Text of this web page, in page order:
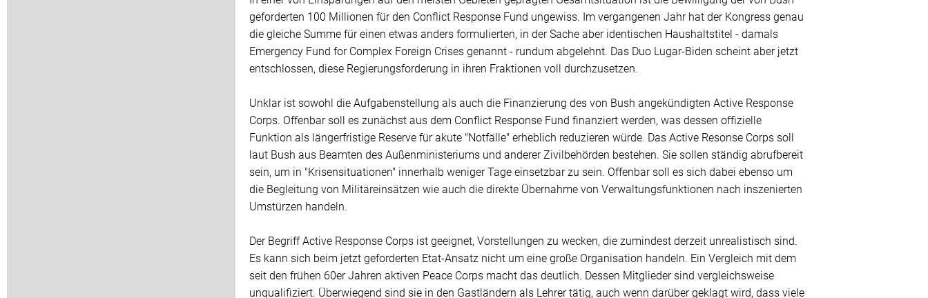
geforderten 100 Millionen für den Conflict Response Fund ungewiss. Im vergangenen Jahr hat der Kongress genau
die gleiche Summe für einen etwas anders formulierten, in der Sache aber identischen Haushaltstitel - damals
Emergency Fund for Complex Foreign Crises genannt - rundum abgelehnt. Das Duo Lugar-Biden scheint aber jetzt
entschlossen, diese Regierungsforderung in ihren Fraktionen voll durchzusetzen.
Unklar ist sowohl die Aufgabenstellung als auch die Finanzierung des von Bush angekündigten Active Response
Corps. Offenbar soll es zunächst aus dem Conflict Response Fund finanziert werden, was dessen offizielle
Funktion als längerfristige Reserve für akute "Notfälle" erheblich reduzieren würde. Das Active Resonse Corps soll
laut Bush aus Beamten des Außenministeriums und anderer Zivilbehörden bestehen. Sie sollen ständig abrufbereit
sein, um in "Krisensituationen" innerhalb weniger Tage einsetzbar zu sein. Offenbar soll es sich dabei ebenso um
die Begleitung von Militäreinsätzen wie auch die direkte Übernahme von Verwaltungsfunktionen nach inszenierten
Umstürzen handeln.
Der Begriff Active Response Corps ist geeignet, Vorstellungen zu wecken, die zumindest derzeit unrealistisch sind.
Es kann sich beim jetzt geforderten Etat-Ansatz nicht um eine große Organisation handeln. Ein Vergleich mit dem
seit den frühen 60er Jahren aktiven Peace Corps macht das deutlich. Dessen Mitglieder sind vergleichsweise
unqualifiziert. Überwiegend sind sie in den Gastländern als Lehrer tätig, auch wenn darüber geklagt wird, dass viele